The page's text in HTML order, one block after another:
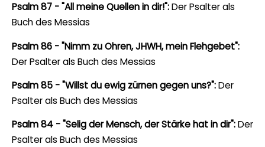
Psalm 87 - "All meine Quellen in dir!":Der Psalter als
Buch des Messias
Psalm 86 - "Nimm zu Ohren, JHWH, mein Flehgebet":
Der Psalter als Buch des Messias
Psalm 85 - "Willst du ewig zürnen gegen uns?":Der
Psalter als Buch des Messias
Psalm 84 - "Selig der Mensch, der Stärke hat in dir":Der
Psalter als Buch des Messias